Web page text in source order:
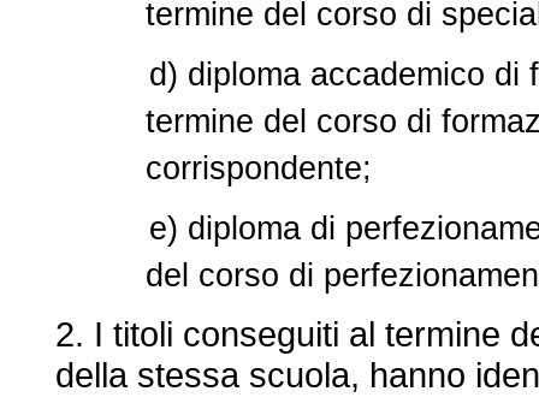
termine del corso di
d) diploma accademico di
termine del corso di
corrispondente;
e) diploma di
del corso di
2. I titoli conseguiti al termine
della stessa scuola, hanno